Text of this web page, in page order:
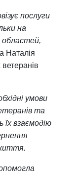
послуги
на
областей,
Наталія
умови
та
їх взаємодію